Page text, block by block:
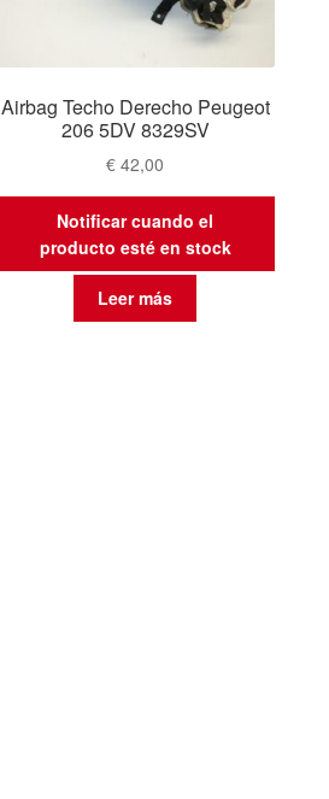
Airbag Techo Derecho Peugeot
206 5DV 8329SV
€ 42,00
Notificar cuando el
producto esté en stock
Leer más